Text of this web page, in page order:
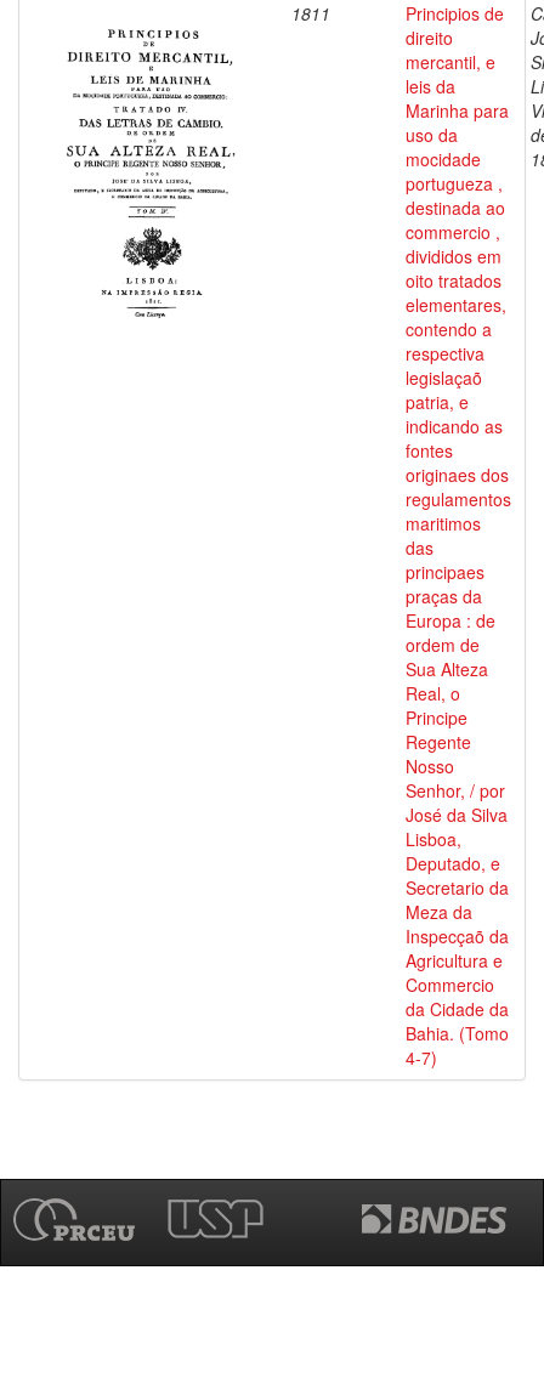
1811
Principios de
direito
mercantil, e
leis da
Marinha para
uso da
mocidade
portugueza ,
destinada ao
commercio ,
divididos em
oito tratados
elementares,
contendo a
respectiva
legislaçaõ
patria, e
indicando as
fontes
originaes dos
regulamentos
maritimos
das
principaes
praças da
Europa : de
ordem de
Sua Alteza
Real, o
Principe
Regente
Nosso
Senhor, / por
José da Silva
Lisboa,
Deputado, e
Secretario da
Meza da
Inspecçaõ da
Agricultura e
Commercio
da Cidade da
Bahia. (Tomo
4-7)